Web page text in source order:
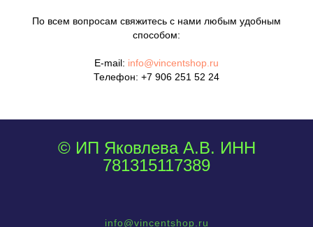
По всем вопросам свяжитесь с нами любым удобным
способом:
E-mail: info@vincentshop.ru
Телефон: +7 906 251 52 24
© ИП Яковлева А.В. ИНН
781315117389
info@vincentshop.ru